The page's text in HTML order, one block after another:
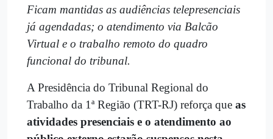
Ficam mantidas as audiências telepresenciais
já agendadas; o atendimento via Balcão
Virtual e o trabalho remoto do quadro
funcional do tribunal.
A Presidência do Tribunal Regional do
Trabalho da 1ª Região (TRT-RJ) reforça que as
atividades presenciais e o atendimento ao